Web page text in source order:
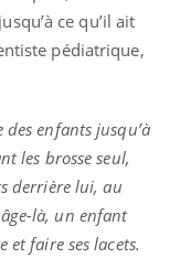
ce qu’il ait
pédiatrique,
enfants jusqu’à
les brosse seul,
derrière lui, au
là, un enfant
et faire ses lacets.